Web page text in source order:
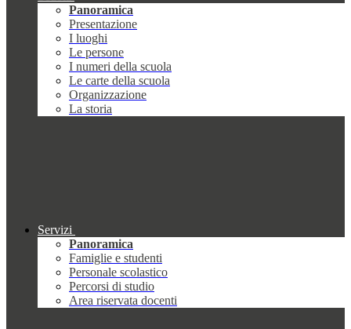
Panoramica
Presentazione
I luoghi
Le persone
I numeri della scuola
Le carte della scuola
Organizzazione
La storia
Servizi
Panoramica
Famiglie e studenti
Personale scolastico
Percorsi di studio
Area riservata docenti